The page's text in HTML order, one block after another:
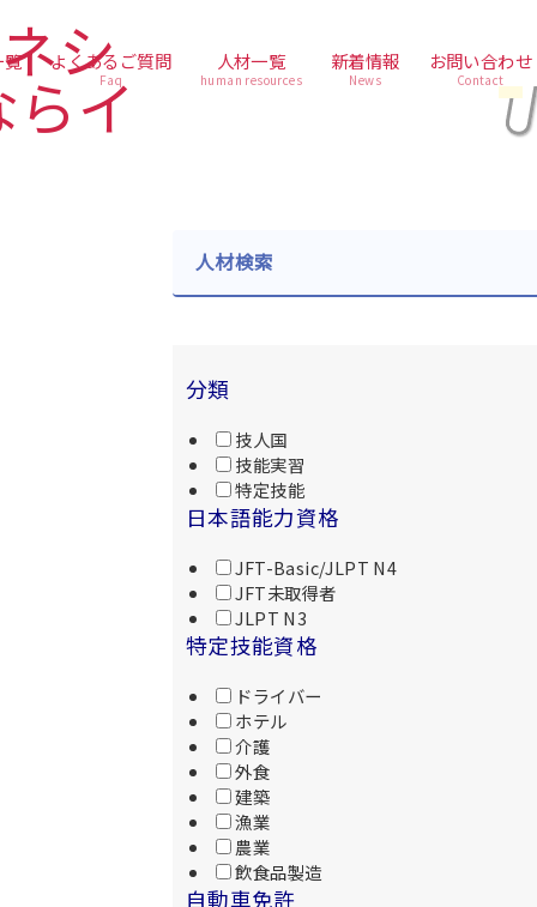
覧 よくあるご質問
Faq
人材一覧
human resources
新着情報
News
お問い合わせ
Contact
人材検索
分類
技人国
技能実習
特定技能
日本語能力資格
JFT-Basic/JLPT N4
JFT未取得者
JLPT N3
特定技能資格
ドライバー
ホテル
介護
外食
建築
漁業
農業
飲食品製造
自動車免許